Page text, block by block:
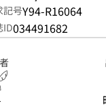
記号Y94-R16064
ID034491682